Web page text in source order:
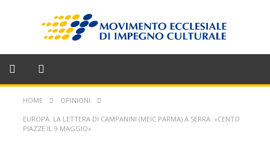
HOME OPINIONI
EUROPA. LA LETTERA DI CAMPANINI (MEIC PARMA) A SERRA: «CENTO
PIAZZE IL 9 MAGGIO»